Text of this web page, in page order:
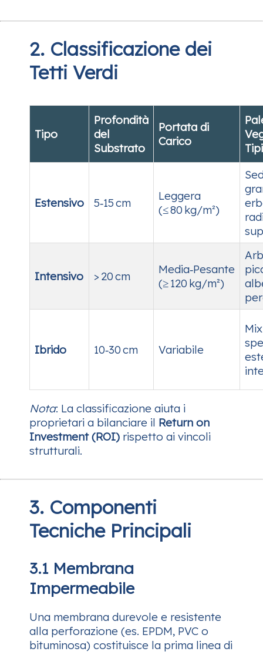
2. Classificazione dei
Tetti Verdi
Tipo
Profondità
del
Substrato
Portata di
Carico
Estensivo 5‑15 cm
Leggera
(≤ 80 kg/m²)
Intensivo > 20 cm
Media‑Pesante
(≥ 120 kg/m²)
Ibrido 10‑30 cm Variabile
Nota: La classificazione aiuta i
proprietari a bilanciare il Return on
Investment (ROI) rispetto ai vincoli
strutturali.
3. Componenti
Tecniche Principali
3.1 Membrana
Impermeabile
Una membrana durevole e resistente
alla perforazione (es. EPDM, PVC o
bituminosa) costituisce la prima linea di